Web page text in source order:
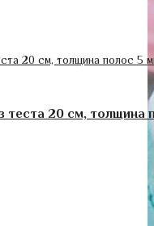
теста 20 см, толщина